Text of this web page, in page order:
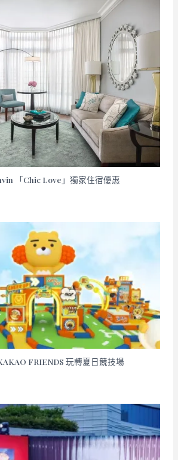
「Chic Love」獨家住宿優惠
FRIENDS 玩轉夏日競技場